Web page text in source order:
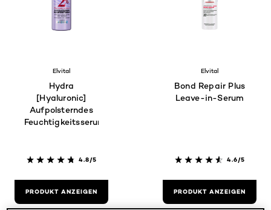
Elvital
Hydra
[Hyaluronic]
Aufpolsterndes
Feuchtigkeitsserum
4.8/5
PRODUKT ANZEIGEN
Elvital
Bond Repair Plus
Leave-in-Serum
4.6/5
PRODUKT ANZEIGEN